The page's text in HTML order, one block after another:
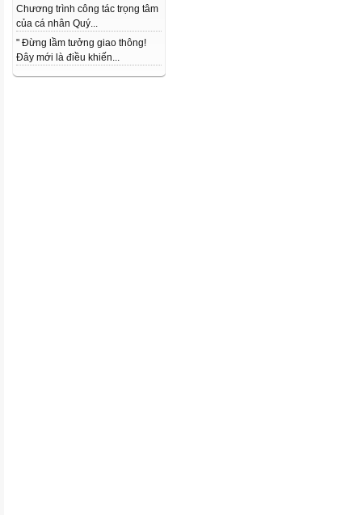
Chương trình công tác trọng tâm
của cá nhân Quý...
" Đừng lầm tưởng giao thông!
Đây mới là điều khiến...